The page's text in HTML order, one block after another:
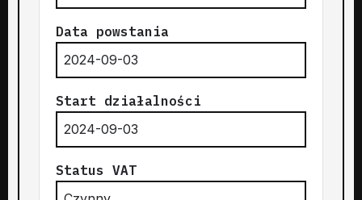
Data powstania
2024-09-03
Start działalności
2024-09-03
Status VAT